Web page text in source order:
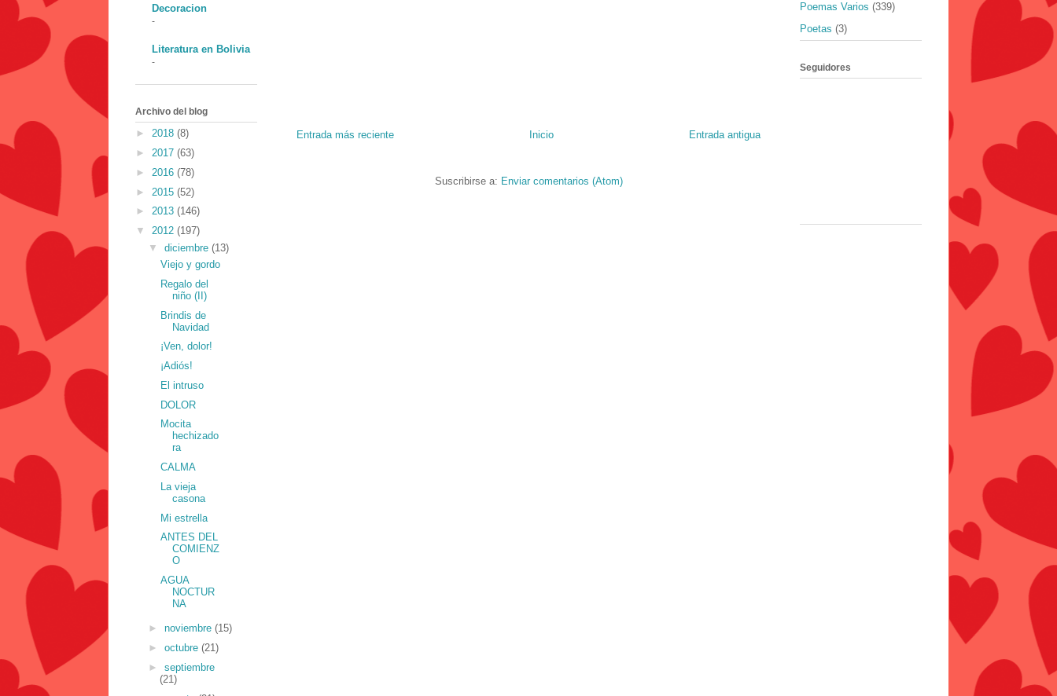
Entrada más reciente Entrada antigua
Inicio
Suscribirse a: Enviar comentarios (Atom)
Decoracion
-
Literatura en Bolivia
-
Archivo del blog
► 2018 (8)
► 2017 (63)
► 2016 (78)
► 2015 (52)
► 2013 (146)
▼ 2012 (197)
▼ diciembre (13)
Viejo y gordo
Regalo del
niño (II)
Brindis de
Navidad
¡Ven, dolor!
¡Adiós!
El intruso
DOLOR
Mocita
hechizado
ra
CALMA
La vieja
casona
Mi estrella
ANTES DEL
COMIENZ
O
AGUA
NOCTUR
NA
► noviembre (15)
► octubre (21)
► septiembre
(21)
Poemas Varios (339)
Poetas (3)
Seguidores